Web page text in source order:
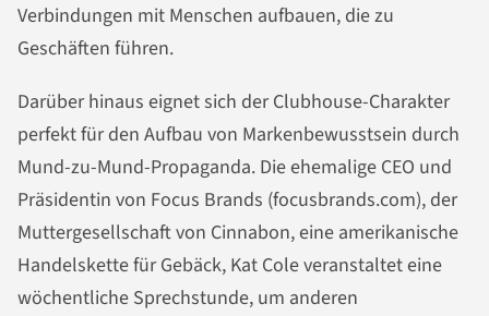
Verbindungen mit Menschen aufbauen, die zu
Geschäften führen.
Darüber hinaus eignet sich der Clubhouse-Charakter
perfekt für den Aufbau von Markenbewusstsein durch
Mund-zu-Mund-Propaganda. Die ehemalige CEO und
Präsidentin von Focus Brands (focusbrands.com), der
Muttergesellschaft von Cinnabon, eine amerikanische
Handelskette für Gebäck, Kat Cole veranstaltet eine
wöchentliche Sprechstunde, um anderen